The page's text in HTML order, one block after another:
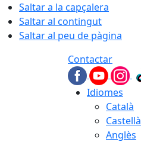
Saltar a la capçalera
Saltar al contingut
Saltar al peu de pàgina
Contactar
Idiomes
Català
Castellà
Anglès